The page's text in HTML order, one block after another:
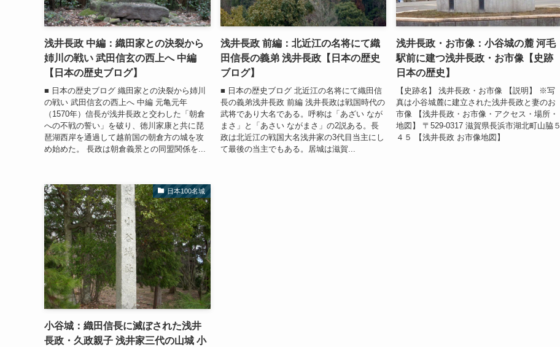
浅井長政 中編：織田家との決裂から
姉川の戦い 武田信玄の西上へ 中編
【日本の歴史ブログ】
■ 日本の歴史ブログ 織田家との決裂から姉川
の戦い 武田信玄の西上へ 中編 元亀元年
（1570年）信長が浅井長政と交わした「朝倉
への不戦の誓い」を破り、徳川家康と共に琵
琶湖西岸を通過して越前国の朝倉方の城を攻
め始めた。 長政は朝倉義景との同盟関係を...
浅井長政 前編：北近江の名将にて織
田信長の義弟 浅井長政【日本の歴史
ブログ】
■ 日本の歴史ブログ 北近江の名将にて織田信
長の義弟浅井長政 前編 浅井長政は戦国時代の
武将であり大名である。呼称は「あざい なが
まさ」と「あさい ながまさ」の2説ある。長
政は北近江の戦国大名浅井家の3代目当主にし
て最後の当主でもある。居城は滋賀...
浅井長政・お市像：小谷城の麓 河毛
駅前に建つ浅井長政・お市像【史跡
日本の歴史】
【史跡名】 浅井長政・お市像 【説明】 ※写
真は小谷城麓に建立された浅井長政と妻のお
市像 【浅井長政・お市像・アクセス・場所・
地図】 〒529-0317 滋賀県長浜市湖北町山脇５
４５ 【浅井長政 お市像地図】
日本100名城
小谷城：織田信長に滅ぼされた浅井
長政・久政親子 浅井家三代の山城 小